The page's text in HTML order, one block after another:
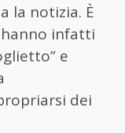
la notizia. È
hanno infatti
e
dei